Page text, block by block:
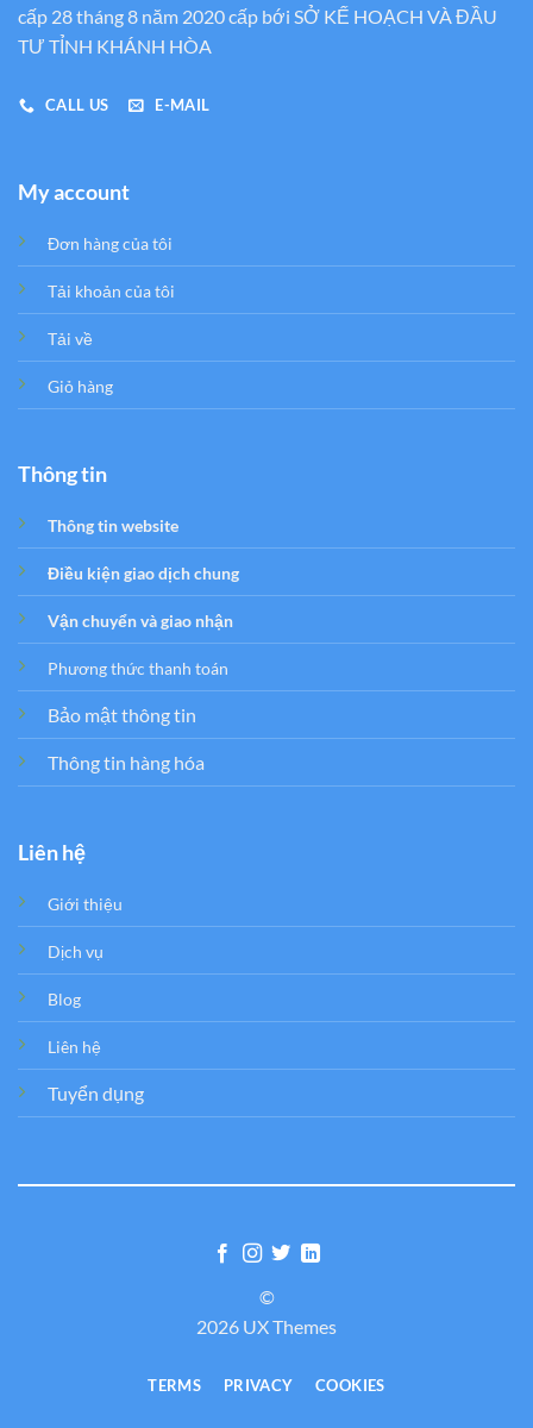
cấp 28 tháng 8 năm 2020 cấp bới SỞ KẾ HOẠCH VÀ ĐẦU
TƯ TỈNH KHÁNH HÒA
CALL US E-MAIL
My account
Đơn hàng của tôi
Tải khoản của tôi
Tải về
Giỏ hàng
Thông tin
Thông tin website
Điều kiện giao dịch chung
Vận chuyển và giao nhận
Phương thức thanh toán
Bảo mật thông tin
Thông tin hàng hóa
Liên hệ
Giới thiệu
Dịch vụ
Blog
Liên hệ
Tuyển dụng
©
2026 UX Themes
TERMS PRIVACY COOKIES